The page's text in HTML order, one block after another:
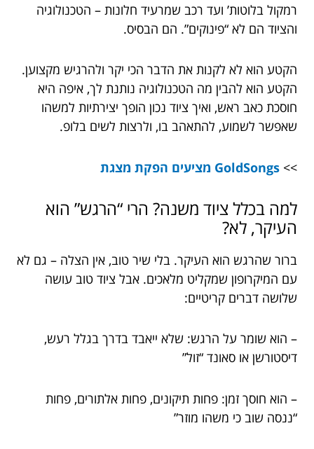
רמקול בלוטות’ ועד רכב שמרעיד חלונות – הטכנולוגיה
והציוד הם לא “פינוקים”. הם הבסיס.
הקטע הוא לא לקנות את הדבר הכי יקר ולהרגיש מקצוען.
הקטע הוא להבין מה הטכנולוגיה נותנת לך, איפה היא
חוסכת כאב ראש, ואיך ציוד נכון הופך יצירתיות למשהו
שאפשר לשמוע, להתאהב בו, ולרצות לשים בלופ.
>> GoldSongs מציעים הפקת מצגת
למה בכלל ציוד משנה? הרי “הרגש” הוא
העיקר, לא?
ברור שהרגש הוא העיקר. בלי שיר טוב, אין הצלה – גם לא
עם המיקרופון שמקליט מלאכים. אבל ציוד טוב עושה
שלושה דברים קריטיים:
– הוא שומר על הרגש: שלא ייאבד בדרך בגלל רעש,
דיסטורשן או סאונד “זול”
– הוא חוסך זמן: פחות תיקונים, פחות אלתורים, פחות
“ננסה שוב כי משהו מוזר”